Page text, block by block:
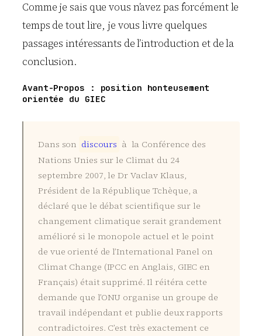
Comme je sais que vous n’avez pas forcément le
temps de tout lire, je vous livre quelques
passages intéressants de l’introduction et de la
conclusion.
Avant-Propos : position honteusement
orientée du GIEC
Dans son discours à la Conférence des
Nations Unies sur le Climat du 24
septembre 2007, le Dr Vaclav Klaus,
Président de la République Tchèque, a
déclaré que le débat scientifique sur le
changement climatique serait grandement
amélioré si le monopole actuel et le point
de vue orienté de l’International Panel on
Climat Change (IPCC en Anglais, GIEC en
Français) était supprimé. Il réitéra cette
demande que l’ONU organise un groupe de
travail indépendant et publie deux rapports
contradictoires. C’est très exactement ce